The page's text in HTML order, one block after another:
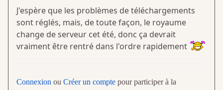
J'espère que les problèmes de téléchargements
sont réglés, mais, de toute façon, le royaume
change de serveur cet été, donc ça devrait
vraiment être rentré dans l'ordre rapidement
Connexion ou Créer un compte pour participer à la